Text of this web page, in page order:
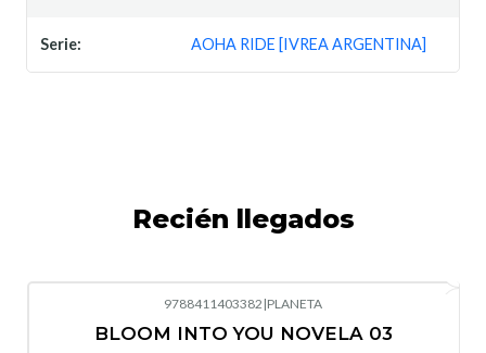
Serie: AOHA RIDE [IVREA ARGENTINA]
Recién llegados
Nuevo
9788411403382 |PLANETA
BLOOM INTO YOU NOVELA 03